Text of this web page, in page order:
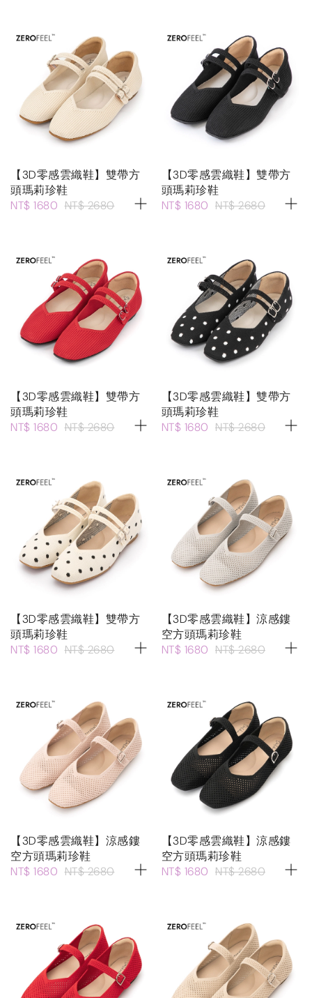
【3D零感雲織鞋】雙帶方
頭瑪莉珍鞋
NT$ 1680 NT$ 2680
【3D零感雲織鞋】雙帶方
頭瑪莉珍鞋
NT$ 1680 NT$ 2680
【3D零感雲織鞋】雙帶方
頭瑪莉珍鞋
NT$ 1680 NT$ 2680
【3D零感雲織鞋】雙帶方
頭瑪莉珍鞋
NT$ 1680 NT$ 2680
【3D零感雲織鞋】雙帶方
頭瑪莉珍鞋
NT$ 1680 NT$ 2680
【3D零感雲織鞋】涼感鏤
空方頭瑪莉珍鞋
NT$ 1680 NT$ 2680
【3D零感雲織鞋】涼感鏤
空方頭瑪莉珍鞋
NT$ 1680 NT$ 2680
【3D零感雲織鞋】涼感鏤
空方頭瑪莉珍鞋
NT$ 1680 NT$ 2680